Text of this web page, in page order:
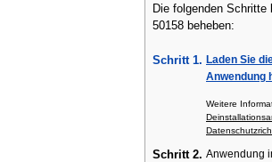
Die folgenden Schritte
50158 beheben:
Schritt 1. Laden Sie
Anwendung
Weitere
Schritt 2. Anwendung